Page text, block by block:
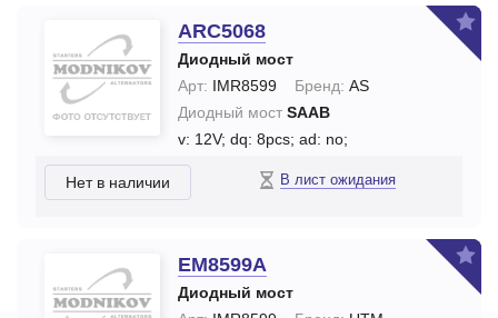
ARC5068
Диодный мост
Арт: IMR8599 Бренд: AS
Диодный мост SAAB
v: 12V; dq: 8pcs; ad: no;
Нет в наличии В лист ожидания
EM8599A
Диодный мост